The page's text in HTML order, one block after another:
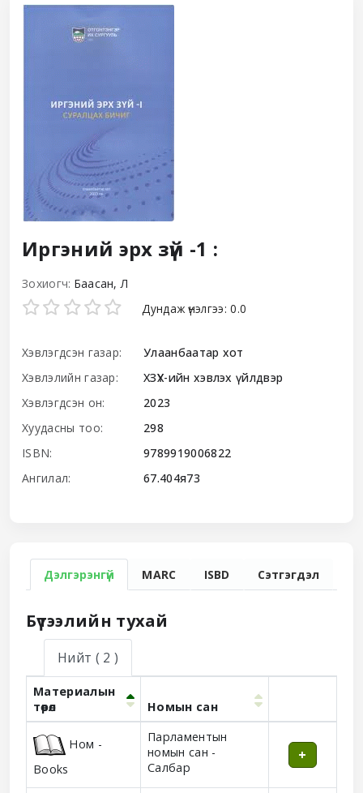
Иргэний эрх зүй -1 :
Зохиогч: Баасан, Л
Star ratings Дундаж үнэлгээ: 0.0
Хэвлэгдсэн газар:
Улаанбаатар хот
Хэвлэлийн газар:
ХЗҮХ-ийн хэвлэх үйлдвэр
Хэвлэгдсэн он:
2023
Хуудасны тоо:
298
ISBN:
9789919006822
Ангилал:
67.404я73
Дэлгэрэнгүй MARC ISBD Сэтгэгдэл
Бүтээлийн тухай
Нийт ( 2 )
Материалын
төрөл
Номын сан
Ном -
Books
Парламентын
номын сан -
Салбар